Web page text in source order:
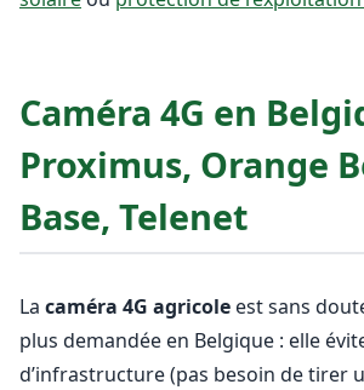
Caméra 4G en
Proximus, Orange
Base, Telenet
La caméra 4G agricole est sans
plus demandée en Belgique : elle
d’infrastructure (pas besoin de tirer